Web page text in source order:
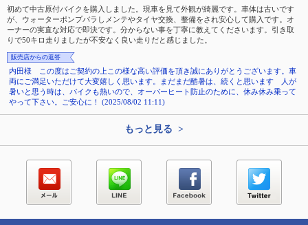
初めて中古原付バイクを購入しました。現車を見て外観が綺麗です。車体は古いです
が、ウォーターポンプバラしメンテやタイヤ交換、整備をされ安心して購入です。オ
ーナーの実直な対応で即決です。分からない事を丁寧に教えてくださいます。引き取
りで50キロ走りましたが不安なく良い走りだと感じました。
販売店からの返答
内田様 この度はご契約の上この様な高い評価を頂き誠にありがとうございます。車
両にご満足いただけて大変嬉しく思います。まだまだ酷暑は、続くと思います 人が
暑いと思う時は、バイクも熱いので、オーバーヒート防止のために、休み休み乗って
やって下さい。ご安心に！ (2025/08/02 11:11)
もっと見る >